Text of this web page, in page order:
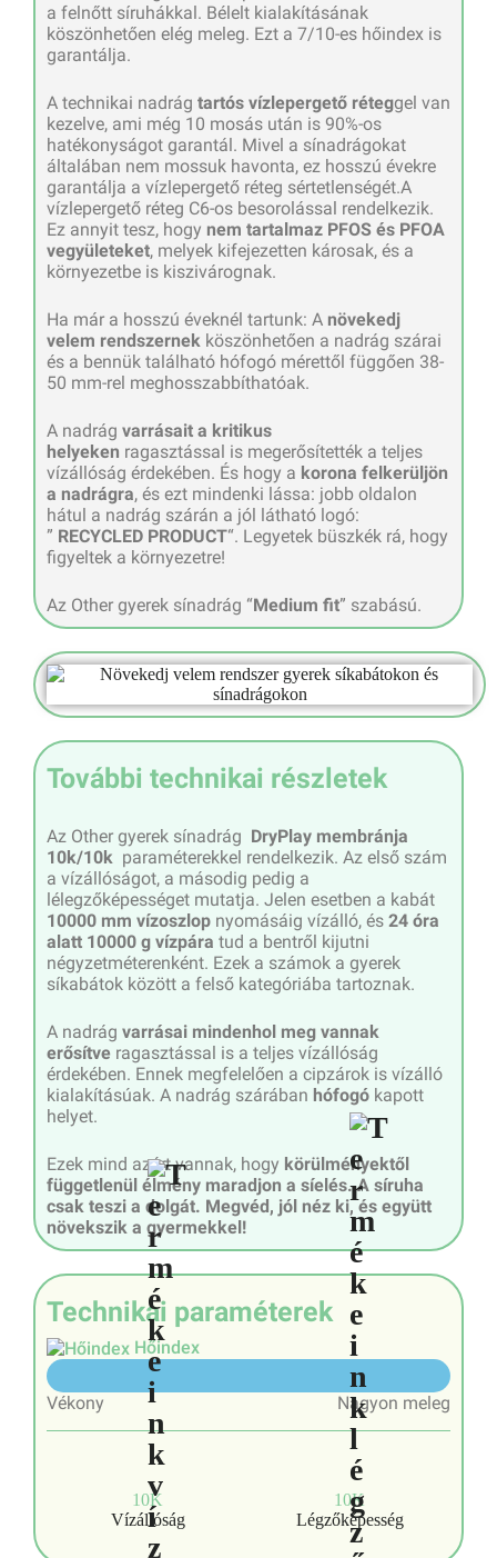
a felnőtt síruhákkal. Bélelt kialakításának
köszönhetően elég meleg. Ezt a 7/10-es hőindex is
garantálja.
A technikai nadrág tartós vízlepergető réteggel van
kezelve, ami még 10 mosás után is 90%-os
hatékonyságot garantál. Mivel a sínadrágokat
általában nem mossuk havonta, ez hosszú évekre
garantálja a vízlepergető réteg sértetlenségét.A
vízlepergető réteg C6-os besorolással rendelkezik.
Ez annyit tesz, hogy nem tartalmaz PFOS és PFOA
vegyületeket, melyek kifejezetten károsak, és a
környezetbe is kiszivárognak.
Ha már a hosszú éveknél tartunk: A növekedj
velem rendszernek köszönhetően a nadrág szárai
és a bennük található hófogó mérettől függően 38-
50 mm-rel meghosszabbíthatóak.
A nadrág varrásait a kritikus
helyeken ragasztással is megerősítették a teljes
vízállóság érdekében. És hogy a korona felkerüljön
a nadrágra, és ezt mindenki lássa: jobb oldalon
hátul a nadrág szárán a jól látható logó:
” RECYCLED PRODUCT“. Legyetek büszkék rá, hogy
figyeltek a környezetre!
Az Other gyerek sínadrág “Medium fit” szabású.
További technikai részletek
Az Other gyerek sínadrág DryPlay membránja
10k/10k paraméterekkel rendelkezik. Az első szám
a vízállóságot, a másodig pedig a
lélegzőképességet mutatja. Jelen esetben a kabát
10000 mm vízoszlop nyomásáig vízálló, és 24 óra
alatt 10000 g vízpára tud a bentről kijutni
négyzetméterenként. Ezek a számok a gyerek
síkabátok között a felső kategóriába tartoznak.
A nadrág varrásai mindenhol meg vannak
erősítve ragasztással is a teljes vízállóság
érdekében. Ennek megfelelően a cipzárok is vízálló
kialakításúak. A nadrág szárában hófogó kapott
helyet.
Ezek mind azért vannak, hogy körülményektől
függetlenül élmény maradjon a síelés. A síruha
csak teszi a dolgát. Megvéd, jól néz ki, és együtt
növekszik a gyermekkel!
Technikai paraméterek
Hőindex
Vékony Nagyon meleg
10K
Vízállóság
10K
Légzőképesség